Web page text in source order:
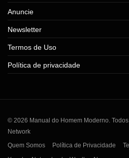
Anuncie
Newsletter
Termos de Uso
Política de privacidade
© 2026 Manual do Homem Moderno.
Network
Quem Somos
Política de Privacidade